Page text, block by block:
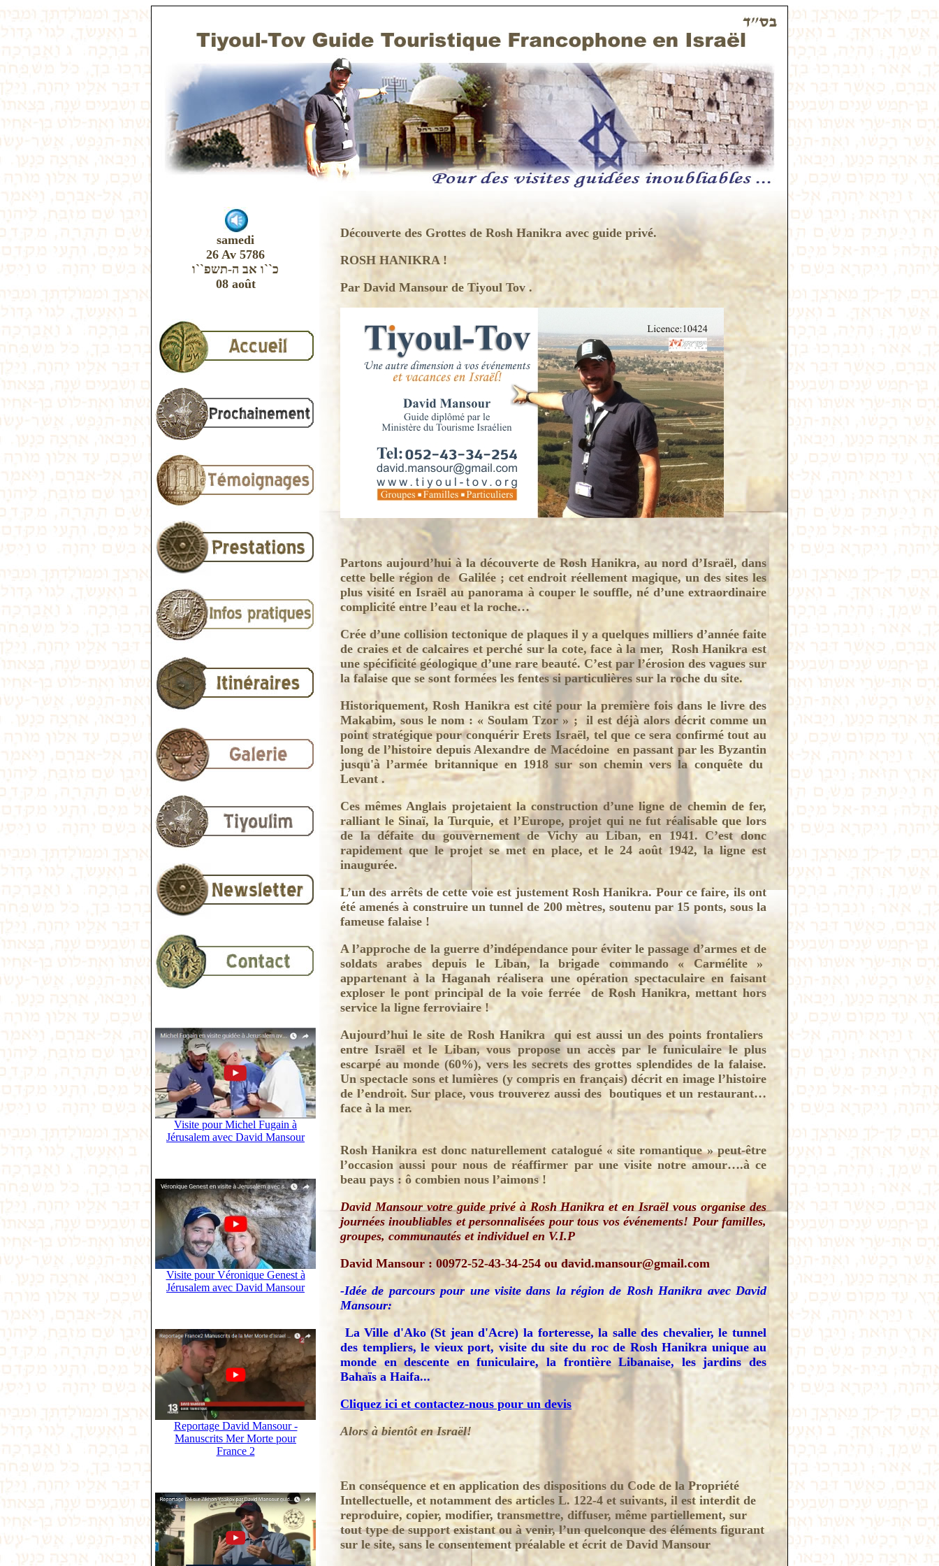
samedi
26 Av 5786
כ``ו אב ה-תשפ``ו
08 août
Visite pour Michel Fugain à
Jérusalem avec David Mansour
Visite pour Véronique Genest à
Jérusalem avec David Mansour
Reportage David Mansour -
Manuscrits Mer Morte pour
France 2
Découverte des Grottes de Rosh Hanikra avec guide privé.
ROSH HANIKRA !
Par David Mansour de Tiyoul Tov .
Partons aujourd’hui à la découverte de Rosh Hanikra, au nord d’Israël, dans
cette belle région de Galilée ; cet endroit réellement magique, un des sites les
plus visité en Israël au panorama à couper le souffle, né d’une extraordinaire
complicité entre l’eau et la roche…
Crée d’une collision tectonique de plaques il y a quelques milliers d’année faite
de craies et de calcaires et perché sur la cote, face à la mer, Rosh Hanikra est
une spécificité géologique d’une rare beauté. C’est par l’érosion des vagues sur
la falaise que se sont formées les fentes si particulières sur la roche du site.
Historiquement, Rosh Hanikra est cité pour la première fois dans le livre des
Makabim, sous le nom : « Soulam Tzor » ; il est déjà alors décrit comme un
point stratégique pour conquérir Erets Israël, tel que ce sera confirmé tout au
long de l’histoire depuis Alexandre de Macédoine en passant par les Byzantin
jusqu'à l’armée britannique en 1918 sur son chemin vers la conquête du
Levant .
Ces mêmes Anglais projetaient la construction d’une ligne de chemin de fer,
ralliant le Sinaï, la Turquie, et l’Europe, projet qui ne fut réalisable que lors
de la défaite du gouvernement de Vichy au Liban, en 1941. C’est donc
rapidement que le projet se met en place, et le 24 août 1942, la ligne est
inaugurée.
L’un des arrêts de cette voie est justement Rosh Hanikra. Pour ce faire, ils ont
été amenés à construire un tunnel de 200 mètres, soutenu par 15 ponts, sous la
fameuse falaise !
A l’approche de la guerre d’indépendance pour éviter le passage d’armes et de
soldats arabes depuis le Liban, la brigade commando « Carmélite »
appartenant à la Haganah réalisera une opération spectaculaire en faisant
exploser le pont principal de la voie ferrée de Rosh Hanikra, mettant hors
service la ligne ferroviaire !
Aujourd’hui le site de Rosh Hanikra qui est aussi un des points frontaliers
entre Israël et le Liban, vous propose un accès par le funiculaire le plus
escarpé au monde (60%), vers les secrets des grottes splendides de la falaise.
Un spectacle sons et lumières (y compris en français) décrit en image l’histoire
de l’endroit. Sur place, vous trouverez aussi des boutiques et un restaurant…
face à la mer.
Rosh Hanikra est donc naturellement catalogué « site romantique » peut-être
l’occasion aussi pour nous de réaffirmer par une visite notre amour….à ce
beau pays : ô combien nous l’aimons !
David Mansour votre guide privé àRosh Hanikra et en Israël vous organise des
journées inoubliables et personnalisées pour tous vos événements! Pour familles,
groupes, communautés et individuel en V.I.P
David Mansour : 00972-52-43-34-254 ou david.mansour@gmail.com
-Idée de parcours pour une visite dans la région de Rosh Hanikra avec David
Mansour:
La Ville d'Ako (St jean d'Acre) la forteresse, la salle des chevalier, le tunnel
des templiers, le vieux port, visite du site du roc de Rosh Hanikra unique au
monde en descente en funiculaire, la frontière Libanaise, les jardins des
Bahaïs a Haifa...
Cliquez ici et contactez-nous pour un devis
Alors àbientôt en Israël!
En conséquence et en application des dispositions du Code de la Propriété
Intellectuelle, et notamment des articles L. 122-4 et suivants, il est interdit de
reproduire, copier, modifier, transmettre, diffuser, même partiellement, sur
tout type de support existant ou à venir, l’un quelconque des éléments figurant
sur le site, sans le consentement préalable et écrit de David Mansour